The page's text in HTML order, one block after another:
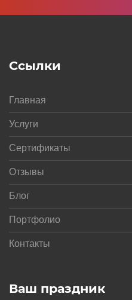
Ваш праздник
Ссылки
Главная
Услуги
Сертификаты
Отзывы
Блог
Портфолио
Контакты